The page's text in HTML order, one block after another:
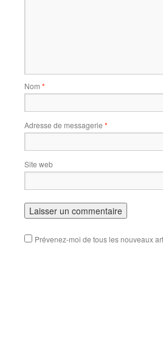
Nom *
Adresse de messagerie *
Site web
Prévenez-moi de tous les nouveaux